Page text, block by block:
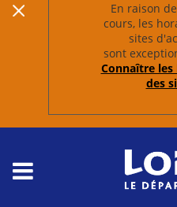
En raison
cours, les
sites
sont
Connaître
des